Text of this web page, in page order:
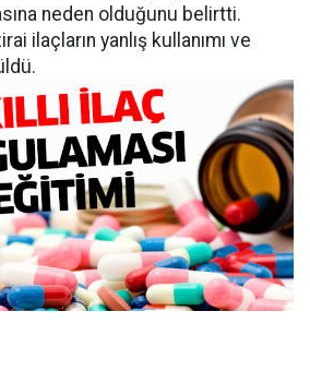
neden olduğunu belirtti.
ilaçların yanlış kullanımı ve